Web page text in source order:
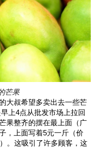
芒果
大叔希望多卖出去一些芒
上4点从批发市场上拉回
果整齐的摆在最上面（广
，上面写着5元一斤（价
。这吸引了许多顾客，这